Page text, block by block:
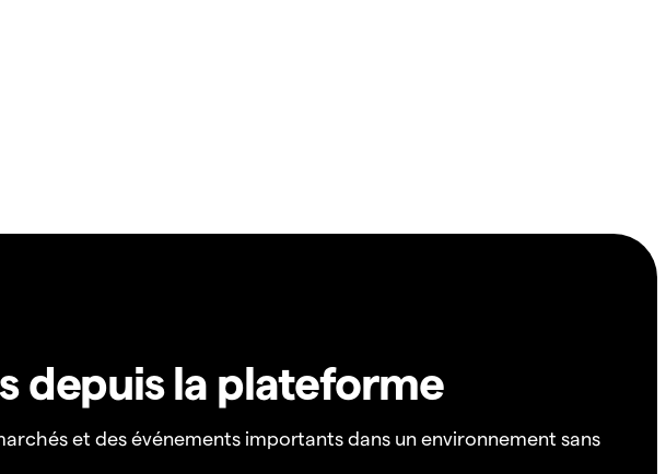
depuis la plateforme
et des événements importants dans un environnement sans